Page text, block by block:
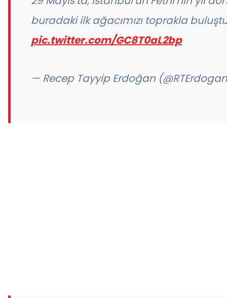
buradaki ilk ağacımızı toprakla
pic.twitter.com/GC8T0aL2bp
— Recep Tayyip Erdoğan